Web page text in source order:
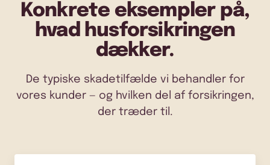
Konkrete eksempler på,
hvad husforsikringen
dækker.
De typiske skadetilfælde vi behandler for
vores kunder — og hvilken del af forsikringen,
der træder til.